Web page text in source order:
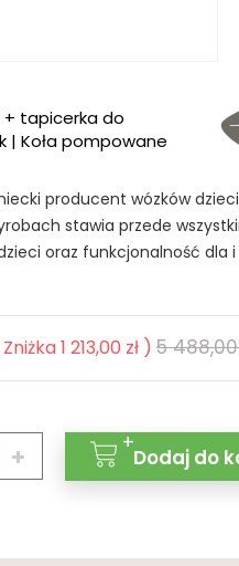
+ tapicerka do
| Koła pompowane
producent wózków
stawia przede
oraz funkcjonalność dla
Zniżka 1 213,00 zł 5 488,00
+
Dodaj do